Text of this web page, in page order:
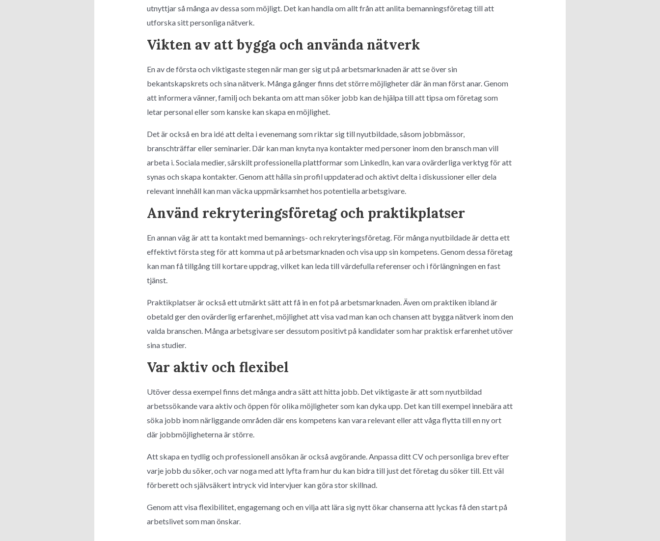
utnyttjar så många av dessa som möjligt. Det kan handla om allt från att anlita bemanningsföretag till att
utforska sitt personliga nätverk.
Vikten av att bygga och använda nätverk
En av de första och viktigaste stegen när man ger sig ut på arbetsmarknaden är att se över sin
bekantskapskrets och sina nätverk. Många gånger finns det större möjligheter där än man först anar. Genom
att informera vänner, familj och bekanta om att man söker jobb kan de hjälpa till att tipsa om företag som
letar personal eller som kanske kan skapa en möjlighet.
Det är också en bra idé att delta i evenemang som riktar sig till nyutbildade, såsom jobbmässor,
branschträffar eller seminarier. Där kan man knyta nya kontakter med personer inom den bransch man vill
arbeta i. Sociala medier, särskilt professionella plattformar som LinkedIn, kan vara ovärderliga verktyg för att
synas och skapa kontakter. Genom att hålla sin profil uppdaterad och aktivt delta i diskussioner eller dela
relevant innehåll kan man väcka uppmärksamhet hos potentiella arbetsgivare.
Använd rekryteringsföretag och praktikplatser
En annan väg är att ta kontakt med bemannings- och rekryteringsföretag. För många nyutbildade är detta ett
effektivt första steg för att komma ut på arbetsmarknaden och visa upp sin kompetens. Genom dessa företag
kan man få tillgång till kortare uppdrag, vilket kan leda till värdefulla referenser och i förlängningen en fast
tjänst.
Praktikplatser är också ett utmärkt sätt att få in en fot på arbetsmarknaden. Även om praktiken ibland är
obetald ger den ovärderlig erfarenhet, möjlighet att visa vad man kan och chansen att bygga nätverk inom den
valda branschen. Många arbetsgivare ser dessutom positivt på kandidater som har praktisk erfarenhet utöver
sina studier.
Var aktiv och flexibel
Utöver dessa exempel finns det många andra sätt att hitta jobb. Det viktigaste är att som nyutbildad
arbetssökande vara aktiv och öppen för olika möjligheter som kan dyka upp. Det kan till exempel innebära att
söka jobb inom närliggande områden där ens kompetens kan vara relevant eller att våga flytta till en ny ort
där jobbmöjligheterna är större.
Att skapa en tydlig och professionell ansökan är också avgörande. Anpassa ditt CV och personliga brev efter
varje jobb du söker, och var noga med att lyfta fram hur du kan bidra till just det företag du söker till. Ett väl
förberett och självsäkert intryck vid intervjuer kan göra stor skillnad.
Genom att visa flexibilitet, engagemang och en vilja att lära sig nytt ökar chanserna att lyckas få den start på
arbetslivet som man önskar.